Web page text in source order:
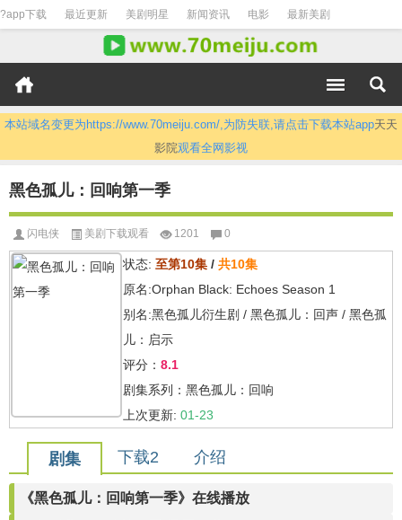
?app下载 最近更新 美剧明星 新闻资讯 电影 最新美剧
本站域名变更为https://www.70meiju.com/,为防失联,请点击下载本站app天天
影院观看全网影视
黑色孤儿：回响第一季
闪电侠 美剧下载观看 1201 0
状态: 至第10集 / 共10集
原名:Orphan Black: Echoes Season 1
别名:黑色孤儿衍生剧 / 黑色孤儿：回声 / 黑色孤
儿：启示
评分： 8.1
剧集系列：黑色孤儿：回响
上次更新: 01-23
剧集 下载2 介绍
《黑色孤儿：回响第一季》在线播放